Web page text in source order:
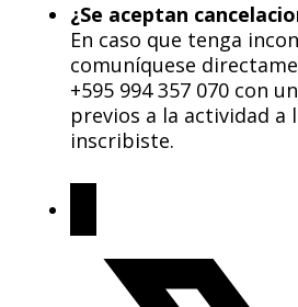
¿Se aceptan
En caso que tenga
comuníquese
+595 994 357 070 con
previos a la actividad a
inscribiste.